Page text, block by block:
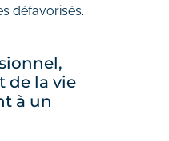
défavorisés.
de la vie
à un